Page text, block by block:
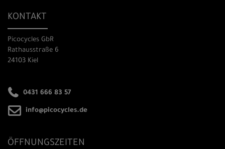
KONTAKT
Picocycles GbR
Rathausstraße 6
24103 Kiel
0431 666 83 57
info@picocycles.de
ÖFFNUNGSZEITEN